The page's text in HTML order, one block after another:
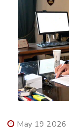
May 19 2026